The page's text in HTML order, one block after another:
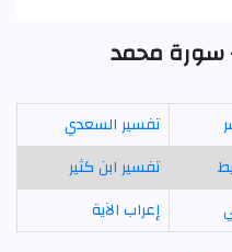
تفسير السعدي
تفسير ابن كثير
إعراب الآية